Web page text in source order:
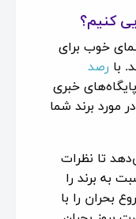
کنیم؟
خوب برای
با رصد
خبری
مورد برند شما
تا نظرات
به برند را
بحران را با